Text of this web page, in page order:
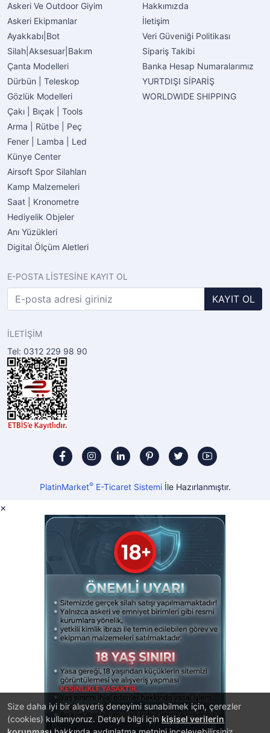
Size daha iyi bir alışveriş deneyimi sunabilmek için, çerezler
(cookies) kullanıyoruz. Detaylı bilgi için kişisel verilerin
Askeri Ve Outdoor Giyim
Askeri Ekipmanlar
Ayakkabı|Bot
Silah|Aksesuar|Bakım
Çanta Modelleri
Dürbün | Teleskop
Gözlük Modelleri
Çakı | Bıçak | Tools
Arma | Rütbe | Peç
Fener | Lamba | Led
Künye Center
Airsoft Spor Silahları
Kamp Malzemeleri
Saat | Kronometre
Hediyelik Objeler
Anı Yüzükleri
Digital Ölçüm Aletleri
Hakkımızda
İletişim
Veri Güveniği Politikası
Sipariş Takibi
Banka Hesap Numaralarımız
YURTDIŞI SİPARİŞ
WORLDWIDE SHIPPING
E-POSTA LİSTESİNE KAYIT OL
KAYIT OL
İLETİŞİM
Tel: 0312 229 98 90
PlatinMarket®E-Ticaret Sistemiİle Hazırlanmıştır.
×